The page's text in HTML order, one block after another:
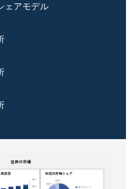
ェアモデル